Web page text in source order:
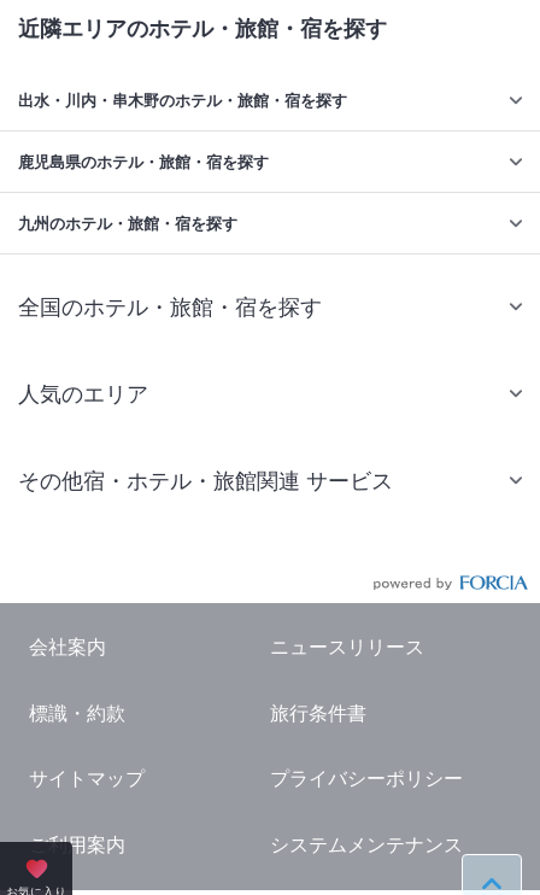
お気に入り
近隣エリアのホテル・旅館・宿を探す
出水・川内・串木野のホテル・旅館・宿を探す
鹿児島県のホテル・旅館・宿を探す
九州のホテル・旅館・宿を探す
全国のホテル・旅館・宿を探す
人気のエリア
仙台 ホテル
東京ドーム ホテル
横浜 ホテル
熱海 ホテル
京都 ホテル
その他宿・ホテル・旅館関連 サービス
国内観光ガイド
旅行・観光情報
会社案内 ニュースリリース
標識・約款 旅行条件書
サイトマップ プライバシーポリシー
ご利用案内 システムメンテナンス